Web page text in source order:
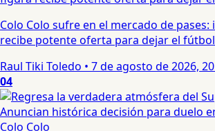
Colo Colo sufre en el mercado de
recibe potente oferta para dejar el
Raul Tiki Toledo • 7 de agosto de 2026,
04